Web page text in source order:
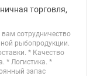
торговля,
сотрудничество
рыбопродукции.
* Качество
* Логистика. *
запас